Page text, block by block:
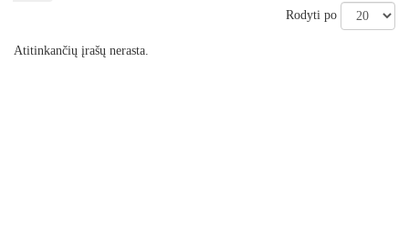
Rodyti po
Atitinkančių įrašų nerasta.